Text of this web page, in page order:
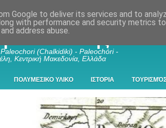
Χαλκιδικής
(Chalkidiki) - Paleochóri -
Κεντρική Μακεδονία, Ελλάδα
ΠΟΛΥΜΕΣΙΚΟ ΥΛΙΚΟ ΙΣΤΟΡΙΑ
Google to deliver its services and to
with performance and security metrics
address abuse.